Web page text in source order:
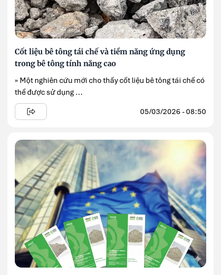
Cốt liệu bê tông tái chế và tiềm năng ứng dụng
trong bê tông tính năng cao
» Một nghiên cứu mới cho thấy cốt liệu bê tông tái chế có
thể được sử dụng ...
05/03/2026 - 08:50